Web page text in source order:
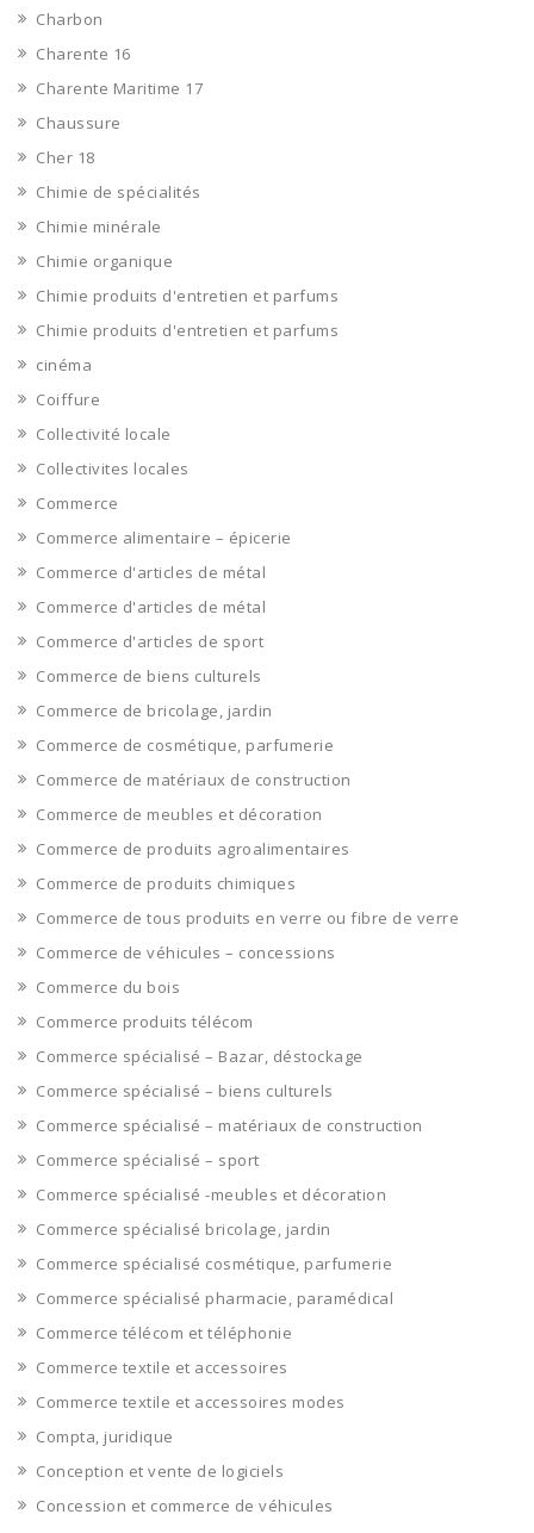
Charbon
Charente 16
Charente Maritime 17
Chaussure
Cher 18
Chimie de spécialités
Chimie minérale
Chimie organique
Chimie produits d'entretien et parfums
Chimie produits d'entretien et parfums
cinéma
Coiffure
Collectivité locale
Collectivites locales
Commerce
Commerce alimentaire – épicerie
Commerce d'articles de métal
Commerce d'articles de métal
Commerce d'articles de sport
Commerce de biens culturels
Commerce de bricolage, jardin
Commerce de cosmétique, parfumerie
Commerce de matériaux de construction
Commerce de meubles et décoration
Commerce de produits agroalimentaires
Commerce de produits chimiques
Commerce de tous produits en verre ou fibre de verre
Commerce de véhicules – concessions
Commerce du bois
Commerce produits télécom
Commerce spécialisé – Bazar, déstockage
Commerce spécialisé – biens culturels
Commerce spécialisé – matériaux de construction
Commerce spécialisé – sport
Commerce spécialisé -meubles et décoration
Commerce spécialisé bricolage, jardin
Commerce spécialisé cosmétique, parfumerie
Commerce spécialisé pharmacie, paramédical
Commerce télécom et téléphonie
Commerce textile et accessoires
Commerce textile et accessoires modes
Compta, juridique
Conception et vente de logiciels
Concession et commerce de véhicules